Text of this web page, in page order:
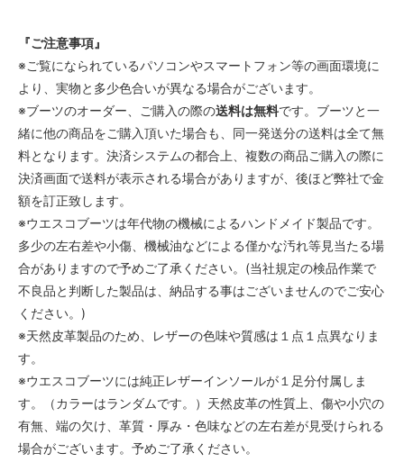
6 1/2E
55,000円(税込)
6 1/2EE
55,000円(税込)
6 1/2EEE
55,000円(税込)
7AAA
55,000円(税込)
7AA
55,000円(税込)
7C
55,000円(税込)
7D
55,000円(税込)
『ご注意事項』
※ご覧になられているパソコンやスマートフォン等の画面環境に
より、実物と多少色合いが異なる場合がございます。
※ブーツのオーダー、ご購入の際の送料は無料です。ブーツと一
緒に他の商品をご購入頂いた場合も、同一発送分の送料は全て無
料となります。決済システムの都合上、複数の商品ご購入の際に
決済画面で送料が表示される場合がありますが、後ほど弊社で金
額を訂正致します。
※ウエスコブーツは年代物の機械によるハンドメイド製品です。
多少の左右差や小傷、機械油などによる僅かな汚れ等見当たる場
合がありますので予めご了承ください。(当社規定の検品作業で
不良品と判断した製品は、納品する事はございませんのでご安心
ください。)
※天然皮革製品のため、レザーの色味や質感は１点１点異なりま
す。
※ウエスコブーツには純正レザーインソールが１足分付属しま
す。（カラーはランダムです。）天然皮革の性質上、傷や小穴の
有無、端の欠け、革質・厚み・色味などの左右差が見受けられる
場合がございます。予めご了承ください。